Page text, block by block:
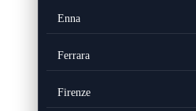
Enna
Ferrara
Firenze